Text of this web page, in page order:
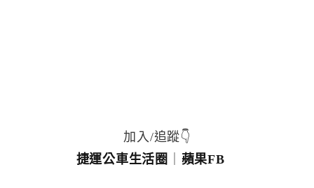
加入/追蹤👇
捷運公車生活圈
蘋果FB